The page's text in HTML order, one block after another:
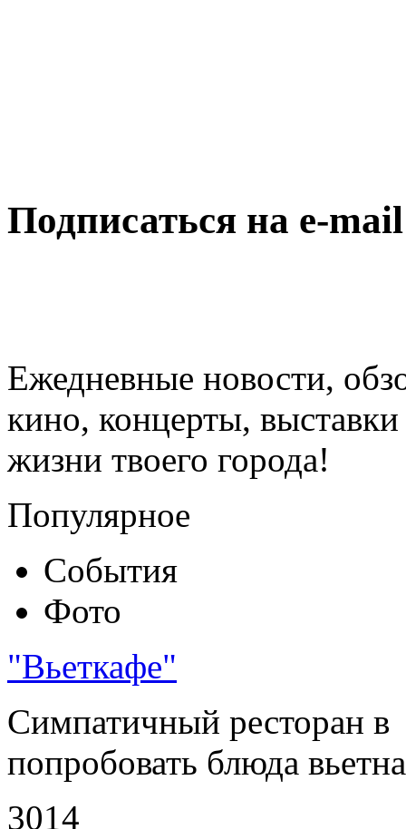
Подписаться на e-
Ежедневные новости,
кино, концерты,
жизни твоего города!
Популярное
События
Фото
"Вьеткафе"
Симпатичный ресторан
попробовать блюда
3014